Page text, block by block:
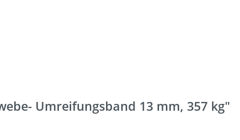
Umreifungsband 13 mm, 357 kg"